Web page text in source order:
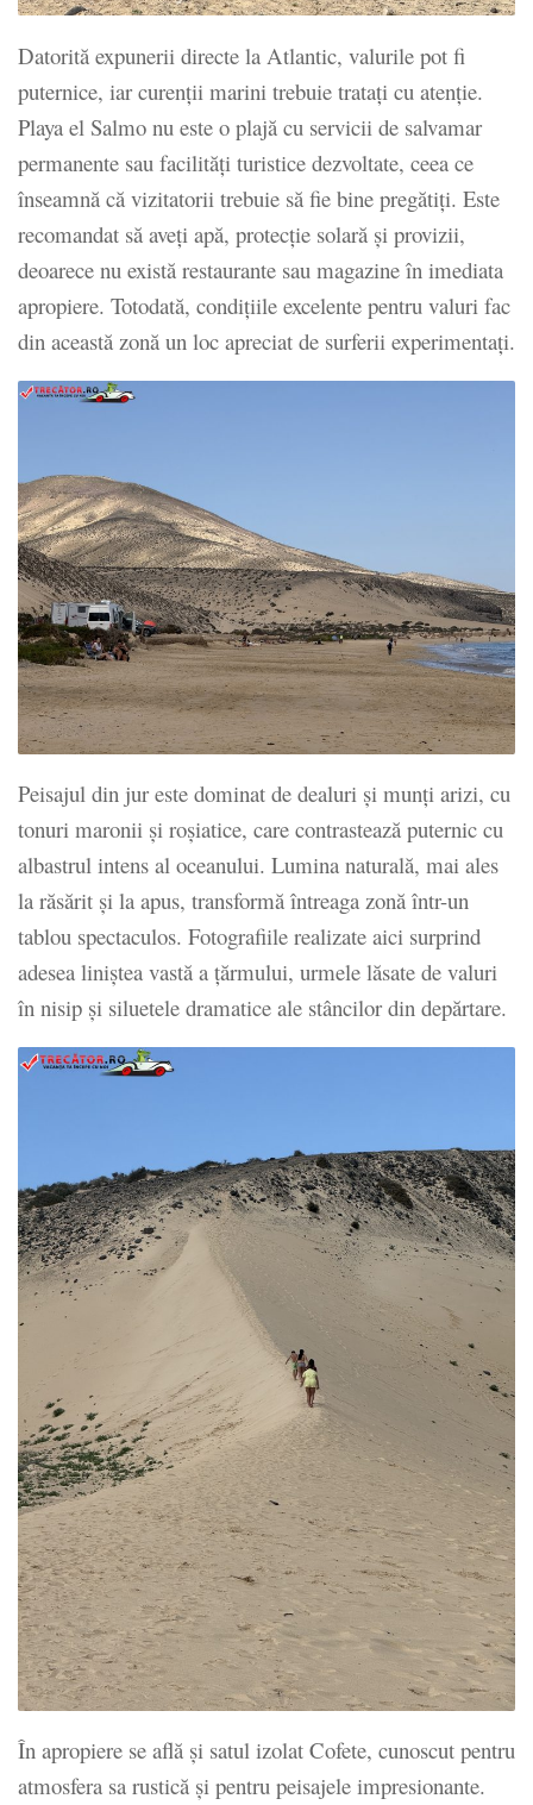
Datorită expunerii directe la Atlantic, valurile pot fi
puternice, iar curenții marini trebuie tratați cu atenție.
Playa el Salmo nu este o plajă cu servicii de salvamar
permanente sau facilități turistice dezvoltate, ceea ce
înseamnă că vizitatorii trebuie să fie bine pregătiți. Este
recomandat să aveți apă, protecție solară și provizii,
deoarece nu există restaurante sau magazine în imediata
apropiere. Totodată, condițiile excelente pentru valuri fac
din această zonă un loc apreciat de surferii experimentați.
Peisajul din jur este dominat de dealuri și munți arizi, cu
tonuri maronii și roșiatice, care contrastează puternic cu
albastrul intens al oceanului. Lumina naturală, mai ales
la răsărit și la apus, transformă întreaga zonă într-un
tablou spectaculos. Fotografiile realizate aici surprind
adesea liniștea vastă a țărmului, urmele lăsate de valuri
în nisip și siluetele dramatice ale stâncilor din depărtare.
În apropiere se află și satul izolat Cofete, cunoscut pentru
atmosfera sa rustică și pentru peisajele impresionante.